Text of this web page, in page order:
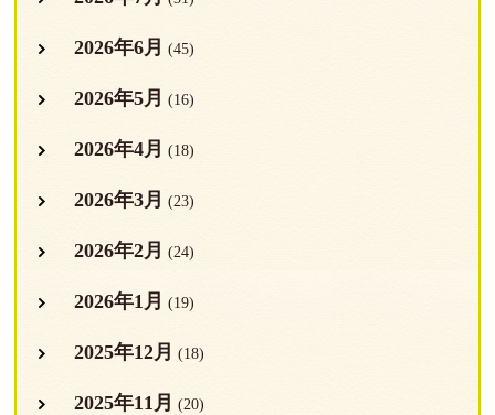
2026年6月 (45)
2026年5月 (16)
2026年4月 (18)
2026年3月 (23)
2026年2月 (24)
2026年1月 (19)
2025年12月 (18)
2025年11月 (20)